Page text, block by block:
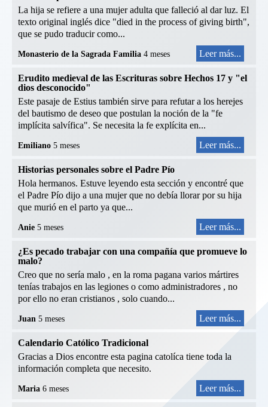
La hija se refiere a una mujer adulta que falleció al dar luz. El
texto original inglés dice "died in the process of giving birth",
que se pudo traducir como...
Monasterio de la Sagrada Familia 4 meses Leer más...
Erudito medieval de las Escrituras sobre Hechos 17 y "el
dios desconocido"
Este pasaje de Estius también sirve para refutar a los herejes
del bautismo de deseo que postulan la noción de la "fe
implícita salvífica". Se necesita la fe explícita en...
Emiliano 5 meses Leer más...
Historias personales sobre el Padre Pío
Hola hermanos. Estuve leyendo esta sección y encontré que
el Padre Pío dijo a una mujer que no debía llorar por su hija
que murió en el parto ya que...
Anie 5 meses Leer más...
¿Es pecado trabajar con una compañía que promueve lo
malo?
Creo que no sería malo , en la roma pagana varios mártires
tenías trabajos en las legiones o como administradores , no
por ello no eran cristianos , solo cuando...
Juan 5 meses Leer más...
Calendario Católico Tradicional
Gracias a Dios encontre esta pagina catolíca tiene toda la
información completa que necesito.
Maria 6 meses Leer más...